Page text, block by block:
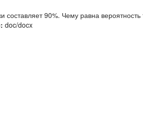
составляет 90%. Чему равна
doc/docx